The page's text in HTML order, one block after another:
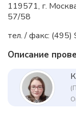
119571, г.
57/58
тел. / факс:
Описание